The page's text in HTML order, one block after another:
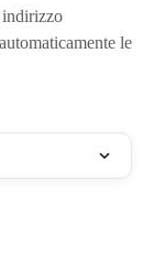
indirizzo
le